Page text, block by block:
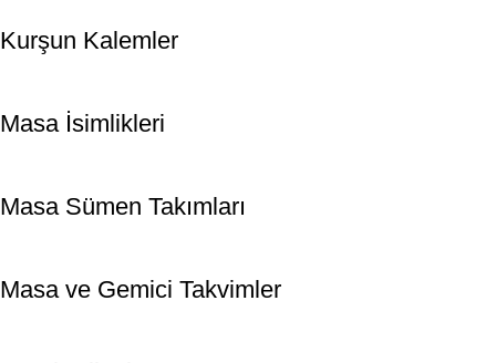
Kurşun Kalemler
Masa İsimlikleri
Masa Sümen Takımları
Masa ve Gemici Takvimler